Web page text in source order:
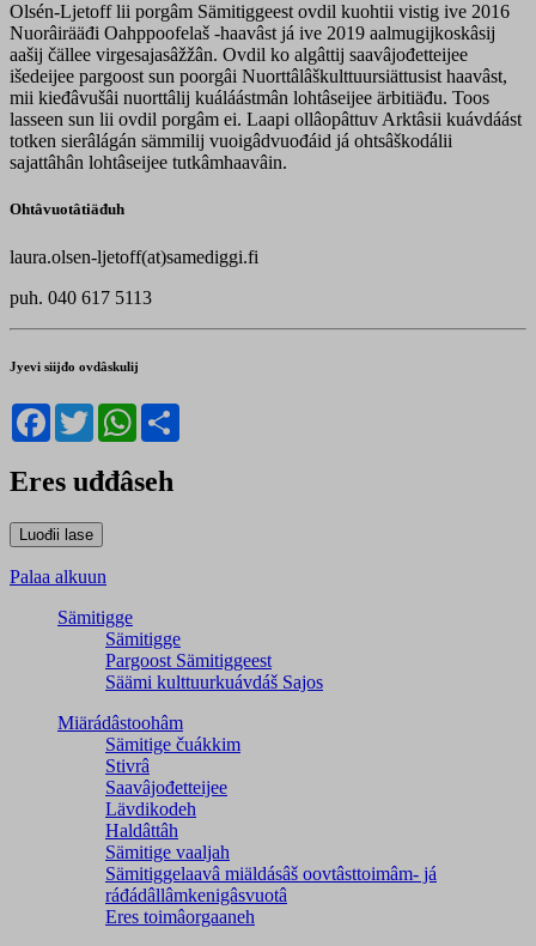
Olsén-Ljetoff lii porgâm Sämitiggeest ovdil kuohtii vistig ive 2016
Nuorâirääđi Oahppoofelaš -haavâst já ive 2019 aalmugijkoskâsij
aašij čällee virgesajasâžžân. Ovdil ko algâttij saavâjođetteijee
išedeijee pargoost sun poorgâi Nuorttâlâškulttuursiättusist haavâst,
mii kieđâvušâi nuorttâlij kuáláástmân lohtâseijee ärbitiäđu. Toos
lasseen sun lii ovdil porgâm ei. Laapi ollâopâttuv Arktâsii kuávdáást
totken sierâlágán sämmilij vuoigâdvuođáid já ohtsâškodálii
sajattâhân lohtâseijee tutkâmhaavâin.
Ohtâvuotâtiäđuh
laura.olsen-ljetoff(at)samediggi.fi
puh. 040 617 5113
Jyevi siijđo ovdâskulij
Facebook
TwitterWhatsApp
Eres uđđâseh
Palaa alkuun
Sämitigge
Sämitigge
Pargoost Sämitiggeest
Säämi kulttuurkuávdáš Sajos
Miärádâstoohâm
Sämitige čuákkim
Stivrâ
Saavâjođetteijee
Lävdikodeh
Haldâttâh
Sämitige vaaljah
Sämitiggelaavâ miäldásâš oovtâsttoimâm- já
ráđádâllâmkenigâsvuotâ
Eres toimâorgaaneh